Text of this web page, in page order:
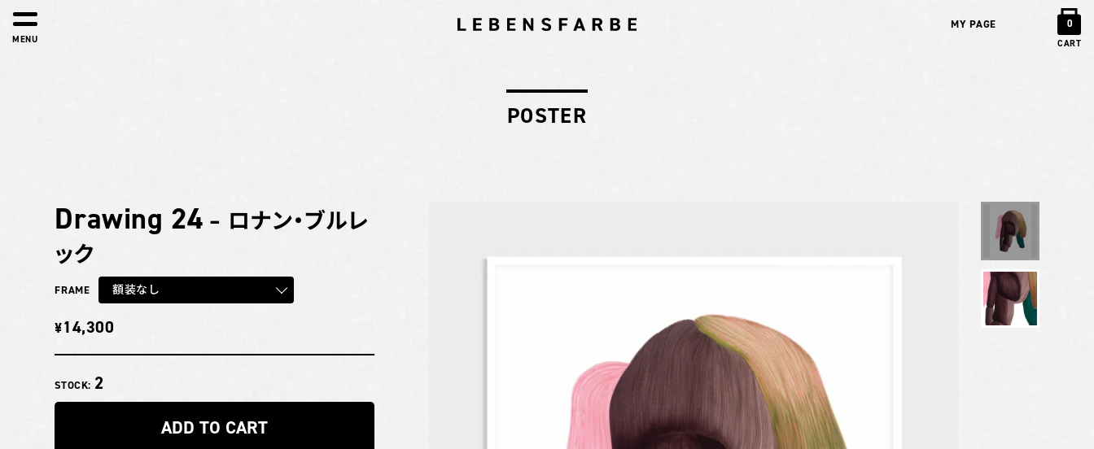
MY PAGE 0
CART
MENU
POSTER
Drawing 24 – ロナン・ブルレ
ック
FRAME 額装なし
¥14,300
STOCK: 2
ADD TO CART